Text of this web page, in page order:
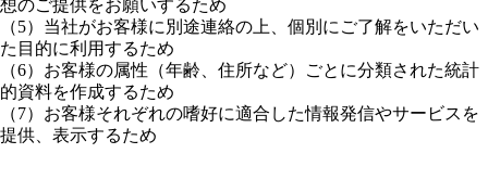
想のご提供をお願いするため
（5）当社がお客様に別途連絡の上、個別にご了解をいただい
た目的に利用するため
（6）お客様の属性（年齢、住所など）ごとに分類された統計
的資料を作成するため
（7）お客様それぞれの嗜好に適合した情報発信やサービスを
提供、表示するため